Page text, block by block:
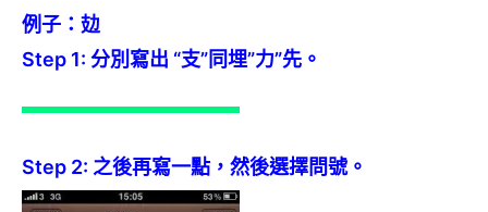
例子：攰
Step 1: 分別寫出 “支”同埋”力”先。
Step 2: 之後再寫一點，然後選擇問號。